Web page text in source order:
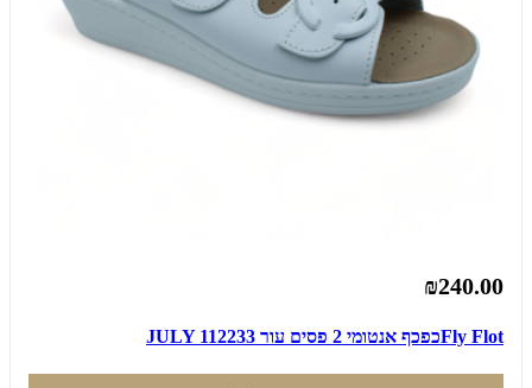
₪240.00
Fly Flotכפכף אנטומי 2 פסים עור JULY 112233